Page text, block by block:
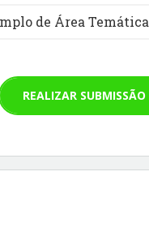
de Área Temática
REALIZAR SUBMISSÃO